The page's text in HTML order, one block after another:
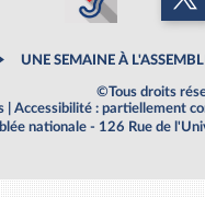
UNE SEMAINE À
©Tous droits
Accessibilité : partiellement
nationale - 126 Rue de